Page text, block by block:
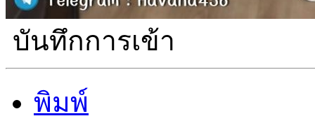
บันทึกการเข้า
พิมพ์